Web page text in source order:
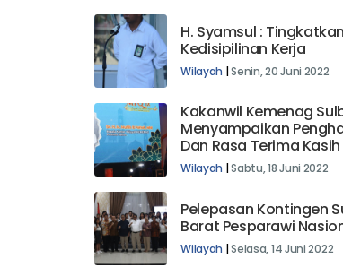
H. Syamsul : Tingkatkan
Kedisipilinan Kerja
Wilayah |Senin, 20 Juni 2022
Kakanwil Kemenag
Menyampaikan
Dan Rasa Terima
Semua Yang
Suksesnya MTQ Ke-IX
Wilayah |Sabtu, 18 Juni 2022
Pelepasan Kontingen
Barat Pesparawi
Wilayah |Selasa, 14 Juni 2022